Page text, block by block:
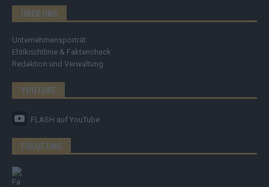
ÜBER UNS
Unternehmensporträt
Ehtikrichtlinie & Faktencheck
Redaktion und Verwaltung
YOUTUBE
FLASH auf YouTube
FOLGE UNS